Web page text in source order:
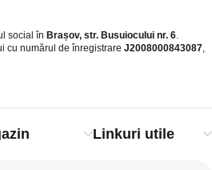
social în Brașov, str. Busuiocului nr. 6
cu numărul de înregistrare J2008000843087
Linkuri utile